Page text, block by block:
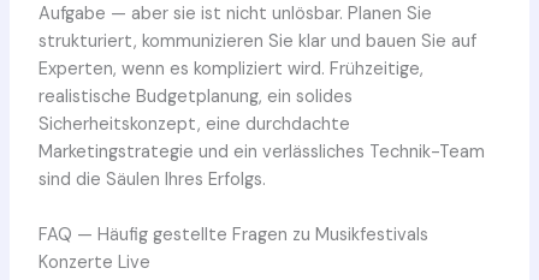
Aufgabe — aber sie ist nicht unlösbar. Planen Sie
strukturiert, kommunizieren Sie klar und bauen Sie auf
Experten, wenn es kompliziert wird. Frühzeitige,
realistische Budgetplanung, ein solides
Sicherheitskonzept, eine durchdachte
Marketingstrategie und ein verlässliches Technik-Team
sind die Säulen Ihres Erfolgs.
FAQ — Häufig gestellte Fragen zu Musikfestivals
Konzerte Live